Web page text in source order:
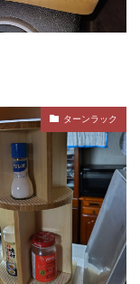
ターンラック